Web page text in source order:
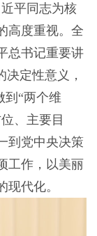
平同志为核
高度重视。全
总书记重要讲
定性意义，
到“两个维
、主要目
到党中央决策
工作，以美丽
代化。